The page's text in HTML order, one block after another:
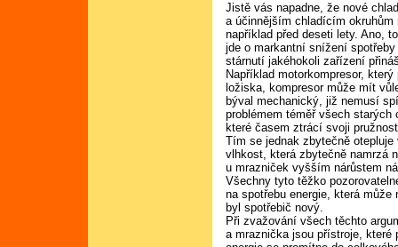
Jistě vás napadne, že nové
a účinnějším chladícím
například před deseti lety. Ano,
jde o markantní snížení
stárnutí jakéhokoli zařízení
Například motorkompresor,
ložiska, kompresor může mít
býval mechanický, již nemusí
problémem téměř všech
které časem ztrácí svoji
Tím se jednak zbytečně
vlhkost, která zbytečně namrzá
u mrazniček vyšším nárůstem
Všechny tyto těžko
na spotřebu energie, která
byl spotřebič nový.
Při zvažování všech těchto
a mraznička jsou přístroje, které